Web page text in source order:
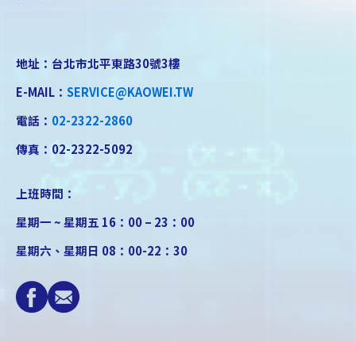
地址：台北市北平東路30號3樓
E-MAIL： SERVICE@KAOWEI.TW
電話： 02-2322-2860
傳真：02-2322-5092
上班時間：
星期一 ~ 星期五 16：00 – 23：00
星期六、星期日 08：00-22：30